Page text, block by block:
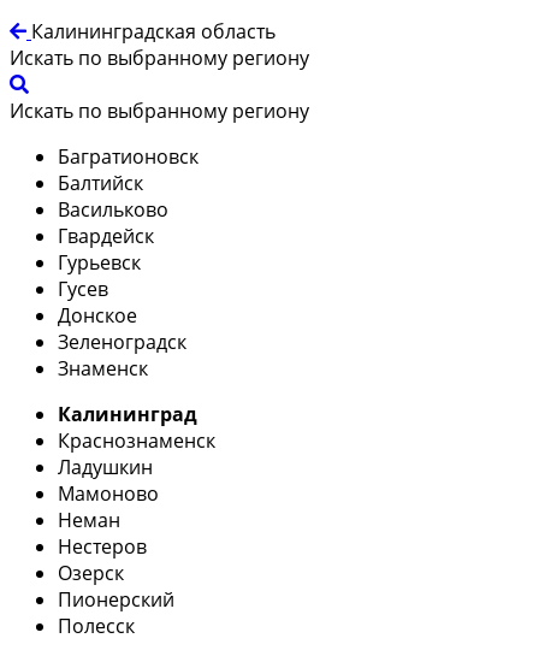
Калининградская область
Искать по выбранному региону
Искать по выбранному региону
Багратионовск
Балтийск
Васильково
Гвардейск
Гурьевск
Гусев
Донское
Зеленоградск
Знаменск
Калининград
Краснознаменск
Ладушкин
Мамоново
Неман
Нестеров
Озерск
Пионерский
Полесск